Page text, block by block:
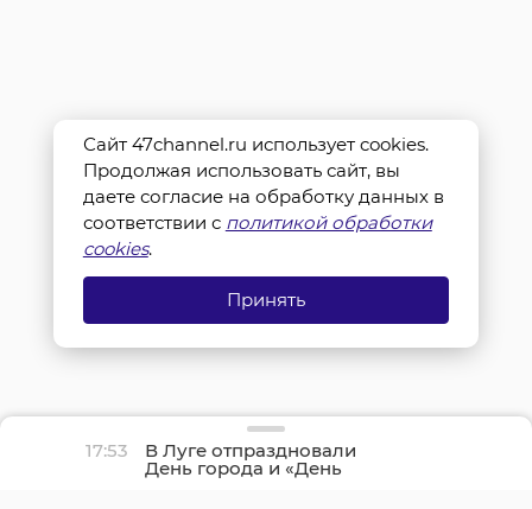
17:53 В Луге отпраздновали
День города и «День
детства»
Сайт 47channel.ru использует cookies.
Продолжая использовать сайт, вы
даете согласие на обработку данных в
соответствии с политикой обработки
cookies.
Принять